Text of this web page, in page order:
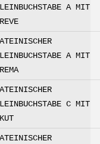
A MIT
A MIT
C MIT